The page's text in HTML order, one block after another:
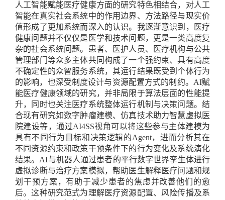
人工智能赋能医疗健康方面的研究特色相结合，对人工
智能在真实社会系统中的作用边界、方法路径与现实价
值形成了更加系统而深入的认识。我逐渐意识到，医疗
健康问题并不仅仅是医学和技术问题，更是一类高度复
杂的社会系统问题。患者、医护人员、医疗机构与公共
管理部门等众多主体共同构成了一个强约束、具有高度
不确定性的众智服务系统，其运行结果既受到个体行为
的影响，也深受制度设计与资源配置方式的制约。 AI赋
能医疗健康领域的研究，并非局限于算法层面的性能提
升，同时也关注医疗系统整体运行机制与决策问题。结
合现有研究如数字肿瘤建模、仿真技术助力智慧虚拟医
院建设等，通过AI4SS视角可以将这些参与主体建模为
具有不同行为目标和决策逻辑的Agent，进而分析其在
不同资源约束和政策干预条件下的行为变化及系统演化
结果。 AI与机器人通过患者的平行数字世界孪生体进行
虚拟诊断与治疗方案模拟，帮助医生解释医疗问题和规
划干预方案，有助于减少患者的焦虑并改善他们的愈
后。这种研究范式为理解医疗资源配置、风险传播及系